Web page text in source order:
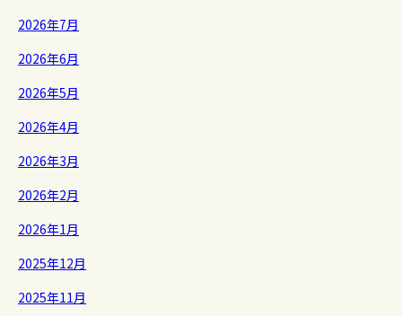
2026年7月
2026年6月
2026年5月
2026年4月
2026年3月
2026年2月
2026年1月
2025年12月
2025年11月